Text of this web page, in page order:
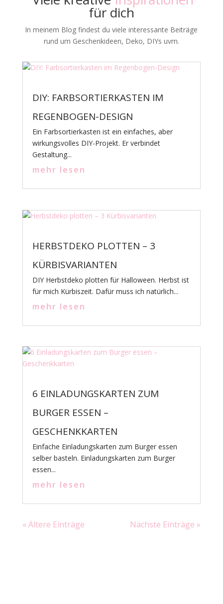
für dich
In meinem Blog findest du viele interessante Beiträge
rund um Geschenkideen, Deko, DIYs uvm.
DIY: FARBSORTIERKASTEN IM
REGENBOGEN-DESIGN
Ein Farbsortierkasten ist ein einfaches, aber
wirkungsvolles DIY-Projekt. Er verbindet
Gestaltung...
mehr lesen
HERBSTDEKO PLOTTEN – 3
KÜRBISVARIANTEN
DIY Herbstdeko plotten für Halloween. Herbst ist
für mich Kürbiszeit. Dafür muss ich natürlich...
mehr lesen
6 EINLADUNGSKARTEN ZUM
BURGER ESSEN –
GESCHENKKARTEN
Einfache Einladungskarten zum Burger essen
selber basteln. Einladungskarten zum Burger
essen...
mehr lesen
« Ältere Einträge Nächste Einträge »